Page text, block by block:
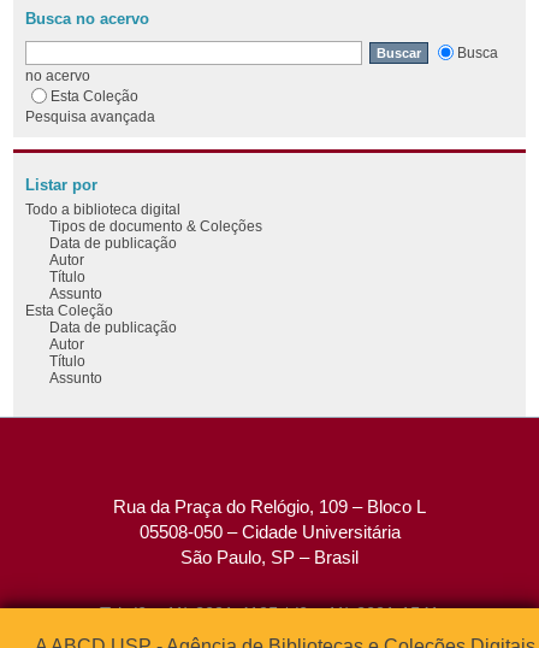
Busca no acervo
Busca
no acervo
Esta Coleção
Pesquisa avançada
Listar por
Todo a biblioteca digital
Tipos de documento & Coleções
Data de publicação
Autor
Título
Assunto
Esta Coleção
Data de publicação
Autor
Título
Assunto
Rua da Praça do Relógio, 109 – Bloco L
05508-050 – Cidade Universitária
São Paulo, SP – Brasil
Tel: (0xx11) 3091-4195 / (0xx11) 3091-1541
Fax: (0xx11) 3091-1567